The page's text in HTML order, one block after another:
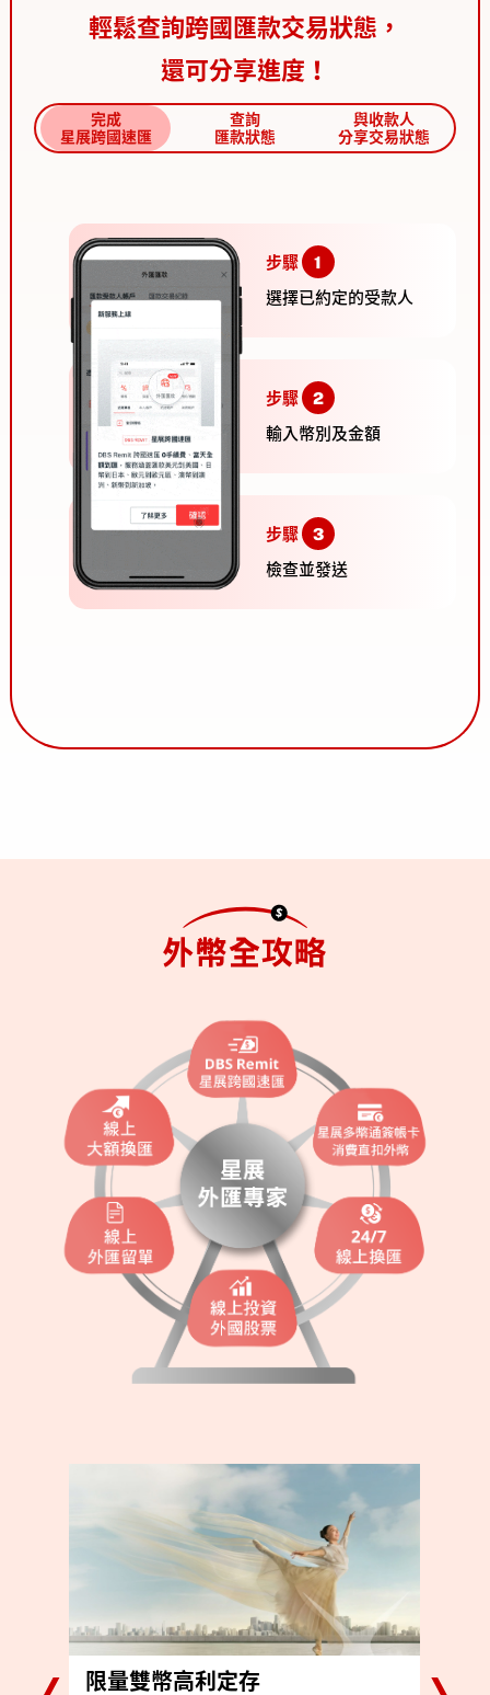
輕鬆查詢跨國匯款交易狀態，
還可分享進度！
完成
星展跨國速匯
查詢
匯款狀態
與收款人
分享交易狀態
步驟
1
選擇已約定的受款人
步驟
2
輸入幣別及金額
步驟
3
檢查並發送
限量雙幣高利定存